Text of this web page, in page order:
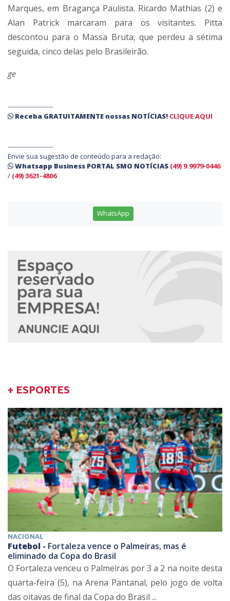
Marques, em Bragança Paulista. Ricardo Mathias (2) e
Alan Patrick marcaram para os visitantes. Pitta
descontou para o Massa Bruta, que perdeu a sétima
seguida, cinco delas pelo Brasileirão.
ge
----------------------
Receba GRATUITAMENTE nossas NOTÍCIAS! CLIQUE AQUI
----------------------
Envie sua sugestão de conteúdo para a redação:
Whatsapp Business PORTAL SMO NOTÍCIAS (49) 9.9979-0446
/ (49) 3621-4806
WhatsApp
+ ESPORTES
NACIONAL
Futebol - Fortaleza vence o Palmeiras, mas é
eliminado da Copa do Brasil
O Fortaleza venceu o Palmeiras por 3 a 2 na noite desta
quarta-feira (5), na Arena Pantanal, pelo jogo de volta
das oitavas de final da Copa do Brasil ...